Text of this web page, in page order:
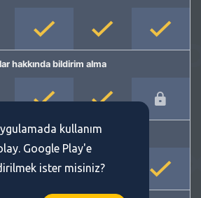
hakkında bildirim alma
kullanım
Google Play'e
ister misiniz?